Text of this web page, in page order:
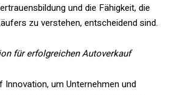
und die Fähigkeit, die
zu verstehen, entscheidend sind.
für erfolgreichen Autoverkauf
Innovation, um Unternehmen und